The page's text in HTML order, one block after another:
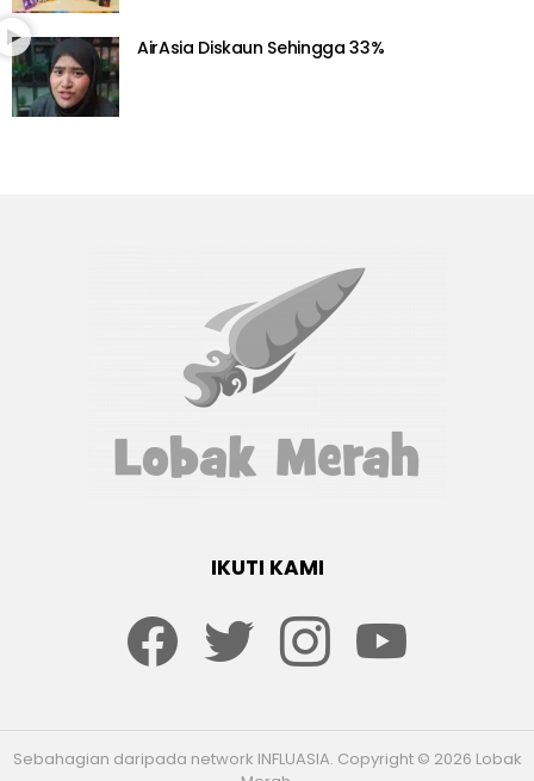
AirAsia Diskaun Sehingga 33%
IKUTI KAMI
Sebahagian daripada network INFLUASIA. Copyright © 2026 Lobak